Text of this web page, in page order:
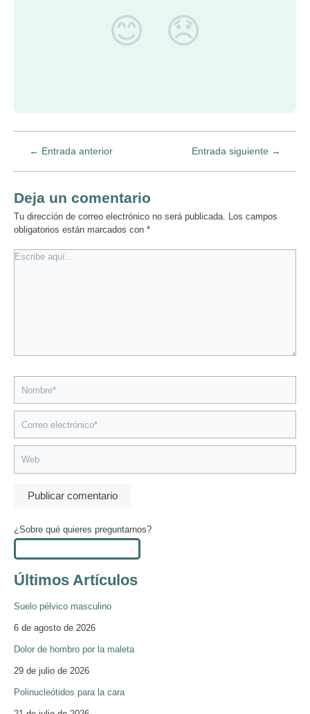
😊 😞
← Entrada anterior Entrada siguiente →
Deja un comentario
Tu dirección de correo electrónico no será publicada.
Los campos
obligatorios están marcados con *
Escribe
electrónico*
¿Sobre qué quieres preguntarnos?
Últimos Artículos
Suelo pélvico masculino
6 de agosto de 2026
Dolor de hombro por la maleta
29 de julio de 2026
Polinucleótidos para la cara